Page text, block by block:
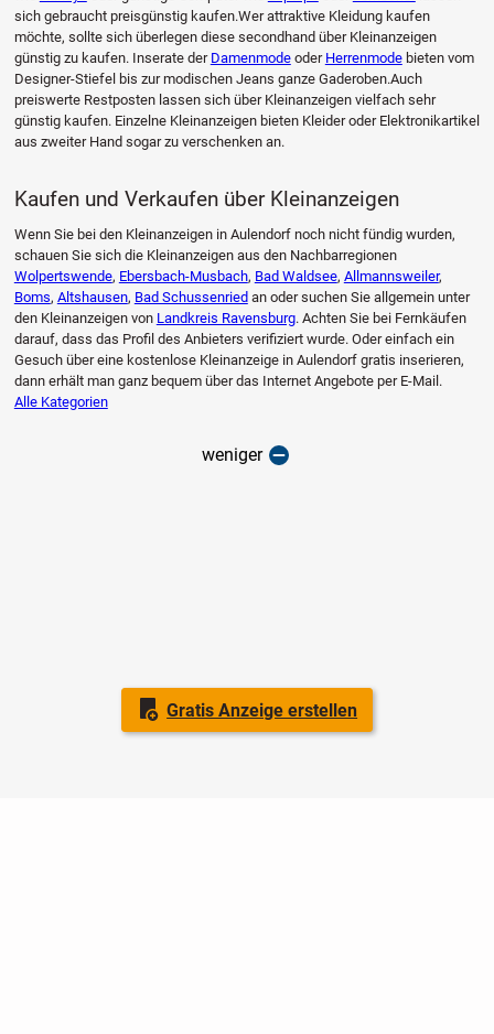
Gratis Anzeige erstellen
sich gebraucht preisgünstig kaufen.Wer attraktive Kleidung kaufen
möchte, sollte sich überlegen diese secondhand über Kleinanzeigen
günstig zu kaufen. Inserate der Damenmodeoder Herrenmodebieten vom
Designer-Stiefel bis zur modischen Jeans ganze Gaderoben.Auch
preiswerte Restposten lassen sich über Kleinanzeigen vielfach sehr
günstig kaufen. Einzelne Kleinanzeigen bieten Kleider oder Elektronikartikel
aus zweiter Hand sogar zu verschenken an.
Kaufen und Verkaufen über Kleinanzeigen
Wenn Sie bei den Kleinanzeigen in Aulendorf noch nicht fündig wurden,
schauen Sie sich die Kleinanzeigen aus den Nachbarregionen
Wolpertswende, Ebersbach-Musbach, Bad Waldsee, Allmannsweiler,
Boms, Altshausen, Bad Schussenried an oder suchen Sie allgemein unter
den Kleinanzeigen von Landkreis Ravensburg. Achten Sie bei Fernkäufen
darauf, dass das Profil des Anbieters verifiziert wurde. Oder einfach ein
Gesuch über eine kostenlose Kleinanzeige in Aulendorf gratis inserieren,
dann erhält man ganz bequem über das Internet Angebote per E-Mail.
Alle Kategorien
weniger